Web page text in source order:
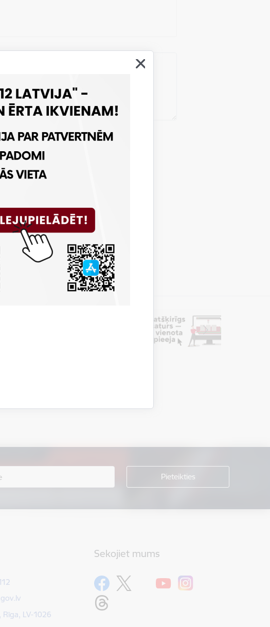
Rīga, LV-1026
Sekojiet mums